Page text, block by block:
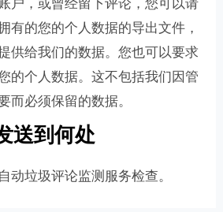
户，或曾经留下评论，您可以请
有的您的个人数据的导出文件，
供给我们的数据。您也可以要求
的个人数据。这不包括我们因管
而必须保留的数据。
送到何处
动垃圾评论监测服务检查。